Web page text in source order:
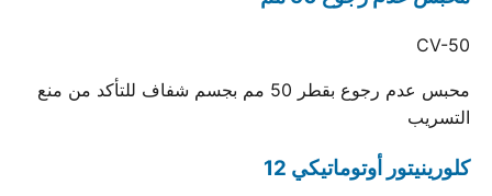
CV-50
محبس عدم رجوع بقطر 50 مم بجسم شفاف للتأكد من منع
التسريب
كلورينيتور أوتوماتيكي 12